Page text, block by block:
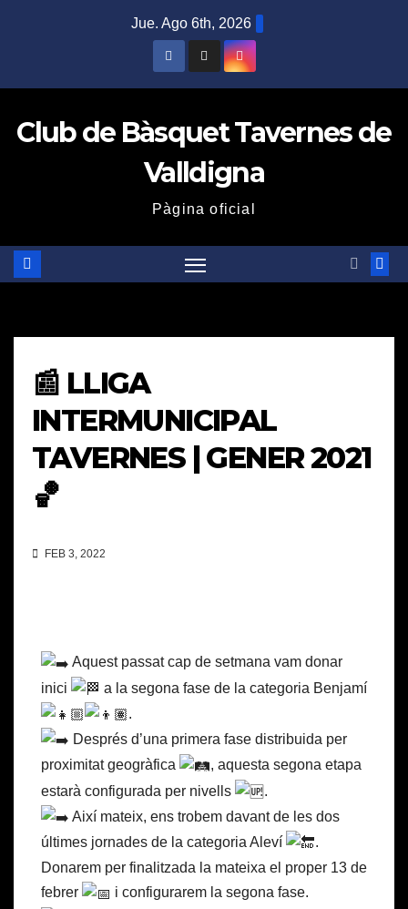
Jue. Ago 6th, 2026
Club de Bàsquet Tavernes de
Valldigna
Pàgina oficial
📰 LLIGA
INTERMUNICIPAL
TAVERNES | GENER 2021
🏀
FEB 3, 2022
Aquest passat cap de setmana vam donar
inici
a la segona fase de la categoria Benjamí
.
Després d’una primera fase distribuida per
proximitat geogràfica
, aquesta segona etapa
estarà configurada per nivells
.
Així mateix, ens trobem davant de les dos
últimes jornades de la categoria Aleví
.
Donarem per finalitzada la mateixa el proper 13 de
febrer
i configurarem la segona fase.